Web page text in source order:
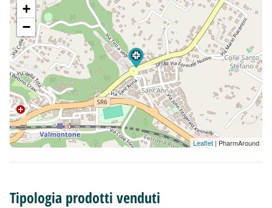
+
−
Leaflet | PharmAround
Tipologia prodotti venduti